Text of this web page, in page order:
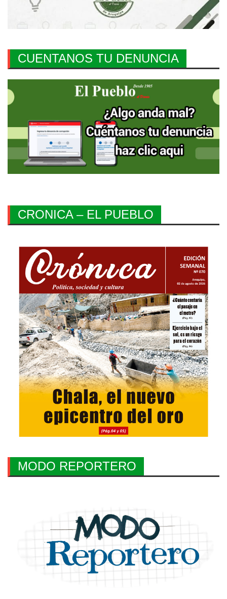
CUENTANOS TU DENUNCIA
CRONICA – EL PUEBLO
MODO REPORTERO